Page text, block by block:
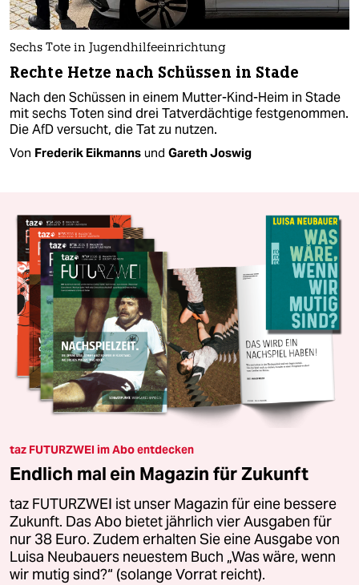
Sechs Tote in Jugendhilfeeinrichtung
Rechte Hetze nach Schüssen in Stade
Nach den Schüssen in einem Mutter-Kind-Heim in Stade
mit sechs Toten sind drei Tatverdächtige festgenommen.
Die AfD versucht, die Tat zu nutzen.
Von Frederik Eikmanns und Gareth Joswig
taz FUTURZWEI im Abo entdecken
Endlich mal ein Magazin für Zukunft
taz FUTURZWEI ist unser Magazin für eine bessere
Zukunft. Das Abo bietet jährlich vier Ausgaben für
nur 38 Euro. Zudem erhalten Sie eine Ausgabe von
Luisa Neubauers neuestem Buch „Was wäre, wenn
wir mutig sind?“ (solange Vorrat reicht).